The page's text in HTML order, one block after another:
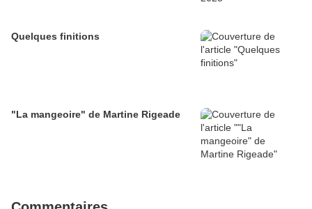
Quelques finitions
"La mangeoire" de Martine Rigeade